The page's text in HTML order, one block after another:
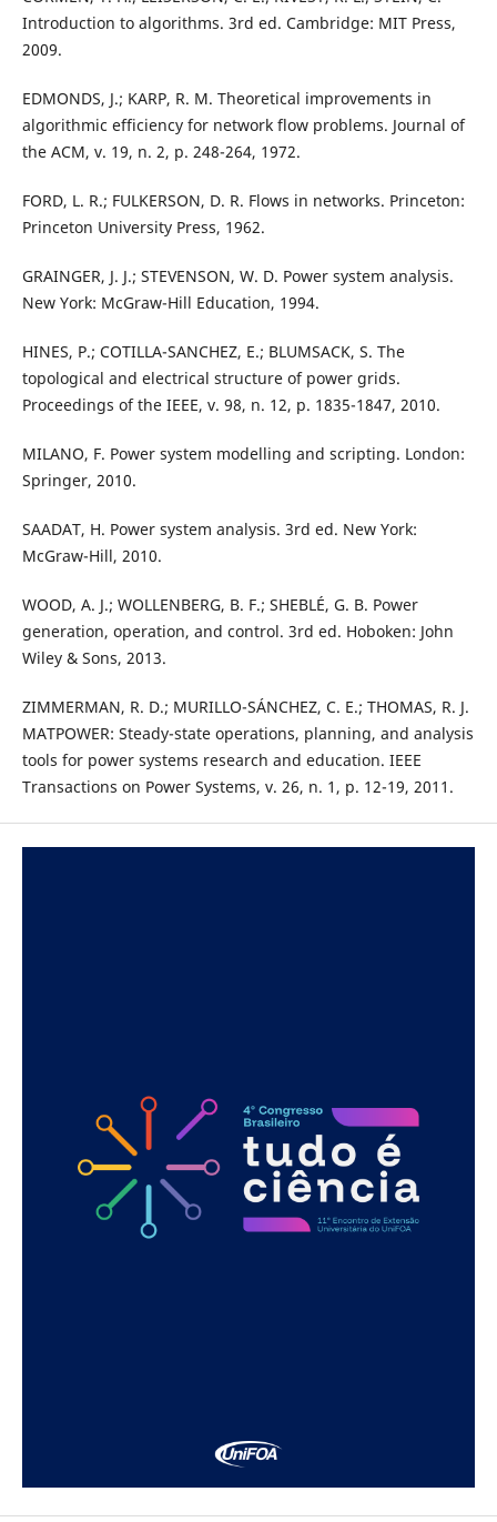
Introduction to algorithms. 3rd ed. Cambridge: MIT Press,
2009.
EDMONDS, J.; KARP, R. M. Theoretical improvements in
algorithmic efficiency for network flow problems. Journal of
the ACM, v. 19, n. 2, p. 248-264, 1972.
FORD, L. R.; FULKERSON, D. R. Flows in networks. Princeton:
Princeton University Press, 1962.
GRAINGER, J. J.; STEVENSON, W. D. Power system analysis.
New York: McGraw-Hill Education, 1994.
HINES, P.; COTILLA-SANCHEZ, E.; BLUMSACK, S. The
topological and electrical structure of power grids.
Proceedings of the IEEE, v. 98, n. 12, p. 1835-1847, 2010.
MILANO, F. Power system modelling and scripting. London:
Springer, 2010.
SAADAT, H. Power system analysis. 3rd ed. New York:
McGraw-Hill, 2010.
WOOD, A. J.; WOLLENBERG, B. F.; SHEBLÉ, G. B. Power
generation, operation, and control. 3rd ed. Hoboken: John
Wiley & Sons, 2013.
ZIMMERMAN, R. D.; MURILLO-SÁNCHEZ, C. E.; THOMAS, R. J.
MATPOWER: Steady-state operations, planning, and analysis
tools for power systems research and education. IEEE
Transactions on Power Systems, v. 26, n. 1, p. 12-19, 2011.